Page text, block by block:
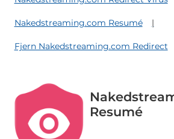
Nakedstreaming.com Resumé
Fjern Nakedstreaming.com Redirect
Resumé